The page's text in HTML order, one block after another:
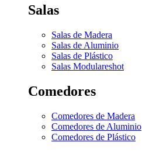
Salas
Salas de Madera
Salas de Aluminio
Salas de Plástico
Salas Modulareshot
Comedores
Comedores de Madera
Comedores de Aluminio
Comedores de Plástico